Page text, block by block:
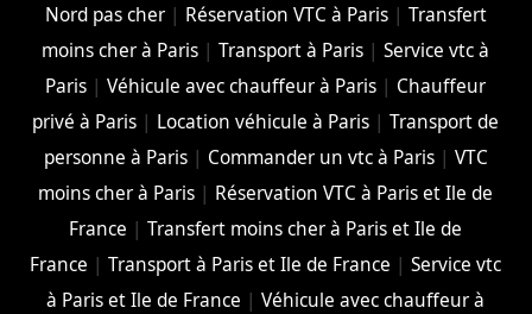
Nord pas cher| Réservation VTC à Paris| Transfert
moins cher à Paris |Transport à Paris |Service vtc à
Paris |Véhicule avec chauffeur à Paris | Chauffeur
privé à Paris | Location véhicule à Paris |Transport de
personne à Paris| Commander un vtc à Paris| VTC
moins cher à Paris | Réservation VTC à Paris et Ile de
France |Transfert moins cher à Paris et Ile de
France |Transport à Paris et Ile de France |Service vtc
à Paris et Ile de France |Véhicule avec chauffeur à